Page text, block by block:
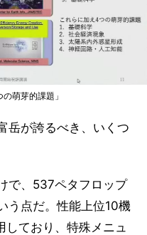
萌芽的課題」
岳が誇るべき、いくつ
で、537ペタフロップ
う点だ。性能上位10機
ており、特殊メニュ